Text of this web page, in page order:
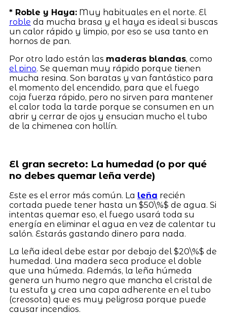
* Roble y Haya:Muy habituales en el norte. El
roble da mucha brasa y el haya es ideal si buscas
un calor rápido y limpio, por eso se usa tanto en
hornos de pan.
Por otro lado están las maderas blandas, como
el pino. Se queman muy rápido porque tienen
mucha resina. Son baratas y van fantástico para
el momento del encendido, para que el fuego
coja fuerza rápido, pero no sirven para mantener
el calor toda la tarde porque se consumen en un
abrir y cerrar de ojos y ensucian mucho el tubo
de la chimenea con hollín.
El gran secreto: La humedad (o por qué
no debes quemar leña verde)
Este es el error más común. La leña recién
cortada puede tener hasta un $50\%$ de agua. Si
intentas quemar eso, el fuego usará toda su
energía en eliminar el agua en vez de calentar tu
salón. Estarás gastando dinero para nada.
La leña ideal debe estar por debajo del $20\%$ de
humedad. Una madera seca produce el doble
que una húmeda. Además, la leña húmeda
genera un humo negro que mancha el cristal de
tu estufa y crea una capa adherente en el tubo
(creosota) que es muy peligrosa porque puede
causar incendios.